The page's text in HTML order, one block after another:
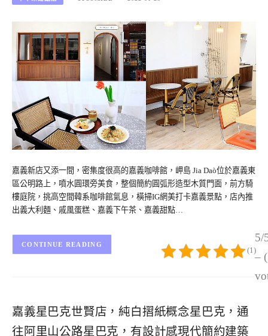
嘉義新店又添一間，密集度很高的嘉義咖啡館，岬島 Jia Daò位於嘉義東
區公明路上，噴水圓環旁美食，整個簡約圓弧形造型木質門面，前方騎
樓庭院，挑高空間韓系咖啡館氣息，橫掃IG網美打卡嘉義景點，店內推
出義大利麵、戚風蛋糕、嘉義下午茶、嘉義甜點…
5/
–
(1)
CONTINUE READING
嘉義星巴克世賢店，純白摺紙概念星巴克，通
往阿里山公路星巴克，有設計感現代簡約建築